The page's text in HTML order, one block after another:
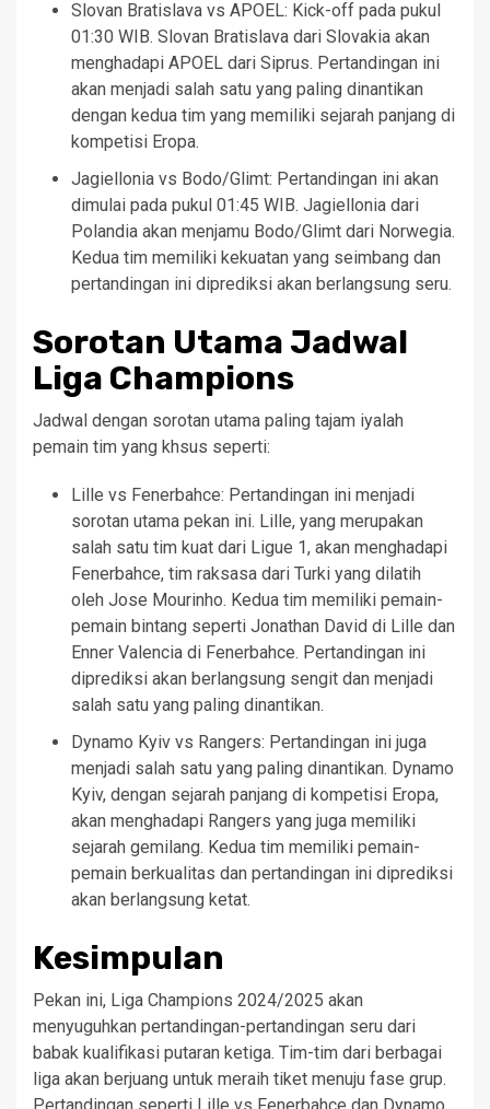
Slovan Bratislava vs APOEL: Kick-off pada pukul
01:30 WIB. Slovan Bratislava dari Slovakia akan
menghadapi APOEL dari Siprus. Pertandingan ini
akan menjadi salah satu yang paling dinantikan
dengan kedua tim yang memiliki sejarah panjang di
kompetisi Eropa.
Jagiellonia vs Bodo/Glimt: Pertandingan ini akan
dimulai pada pukul 01:45 WIB. Jagiellonia dari
Polandia akan menjamu Bodo/Glimt dari Norwegia.
Kedua tim memiliki kekuatan yang seimbang dan
pertandingan ini diprediksi akan berlangsung seru.
Sorotan Utama Jadwal
Liga Champions
Jadwal dengan sorotan utama paling tajam iyalah
pemain tim yang khsus seperti:
Lille vs Fenerbahce: Pertandingan ini menjadi
sorotan utama pekan ini. Lille, yang merupakan
salah satu tim kuat dari Ligue 1, akan menghadapi
Fenerbahce, tim raksasa dari Turki yang dilatih
oleh Jose Mourinho. Kedua tim memiliki pemain-
pemain bintang seperti Jonathan David di Lille dan
Enner Valencia di Fenerbahce. Pertandingan ini
diprediksi akan berlangsung sengit dan menjadi
salah satu yang paling dinantikan.
Dynamo Kyiv vs Rangers: Pertandingan ini juga
menjadi salah satu yang paling dinantikan. Dynamo
Kyiv, dengan sejarah panjang di kompetisi Eropa,
akan menghadapi Rangers yang juga memiliki
sejarah gemilang. Kedua tim memiliki pemain-
pemain berkualitas dan pertandingan ini diprediksi
akan berlangsung ketat.
Kesimpulan
Pekan ini, Liga Champions 2024/2025 akan
menyuguhkan pertandingan-pertandingan seru dari
babak kualifikasi putaran ketiga. Tim-tim dari berbagai
liga akan berjuang untuk meraih tiket menuju fase grup.